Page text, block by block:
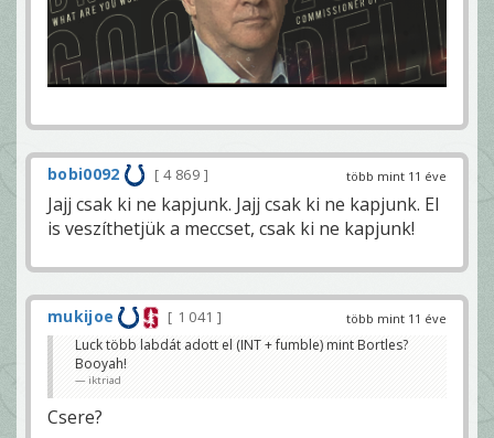
több mint 11 éve
bobi0092 4 869
Jajj csak ki ne kapjunk. Jajj csak ki ne kapjunk. El
is veszíthetjük a meccset, csak ki ne kapjunk!
több mint 11 éve
mukijoe
1 041
Luck több labdát adott el (INT + fumble) mint Bortles?
Booyah!
iktriad
Csere?